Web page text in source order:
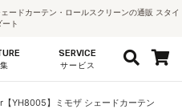
ードカーテン・ロールスクリーンの通販 スタイ
ート
SERVICE
サービス
【YH8005】ミモザ シェードカーテン